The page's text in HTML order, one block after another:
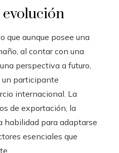
que aunque posee una
al contar con una
perspectiva a futuro,
un participante
internacional. La
de exportación, la
habilidad para adaptarse
esenciales que